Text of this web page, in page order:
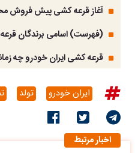
آغاز قرعه کشی پیش فروش
(فهرست) اسامی برندگان
قرعه کشی ایران خودرو چه
ایران خودرو تولد
اخبار مرتبط